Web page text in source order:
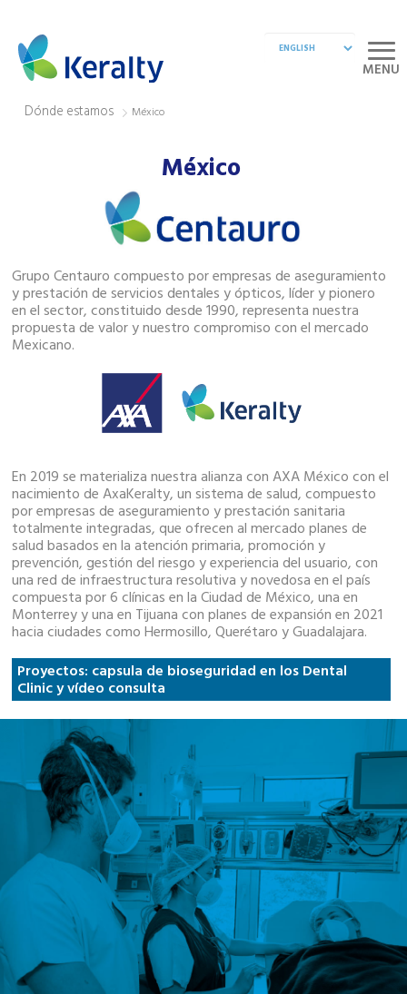
MENU
Dónde estamos
México
México
Grupo Centauro compuesto por empresas de aseguramiento
y prestación de servicios dentales y ópticos, líder y pionero
en el sector, constituido desde 1990, representa nuestra
propuesta de valor y nuestro compromiso con el mercado
Mexicano.
En 2019 se materializa nuestra alianza con AXA México con el
nacimiento de AxaKeralty, un sistema de salud, compuesto
por empresas de aseguramiento y prestación sanitaria
totalmente integradas, que ofrecen al mercado planes de
salud basados en la atención primaria, promoción y
prevención, gestión del riesgo y experiencia del usuario, con
una red de infraestructura resolutiva y novedosa en el país
compuesta por 6 clínicas en la Ciudad de México, una en
Monterrey y una en Tijuana con planes de expansión en 2021
hacia ciudades como Hermosillo, Querétaro y Guadalajara.
Proyectos: capsula de bioseguridad en los Dental
Clinic y vídeo consulta